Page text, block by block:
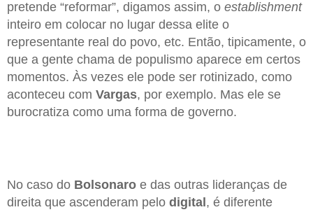
pretende “reformar”, digamos assim, o establishment
inteiro em colocar no lugar dessa elite o
representante real do povo, etc. Então, tipicamente, o
que a gente chama de populismo aparece em certos
momentos. Às vezes ele pode ser rotinizado, como
aconteceu com Vargas, por exemplo. Mas ele se
burocratiza como uma forma de governo.
No caso do Bolsonaro e das outras lideranças de
direita que ascenderam pelo digital, é diferente